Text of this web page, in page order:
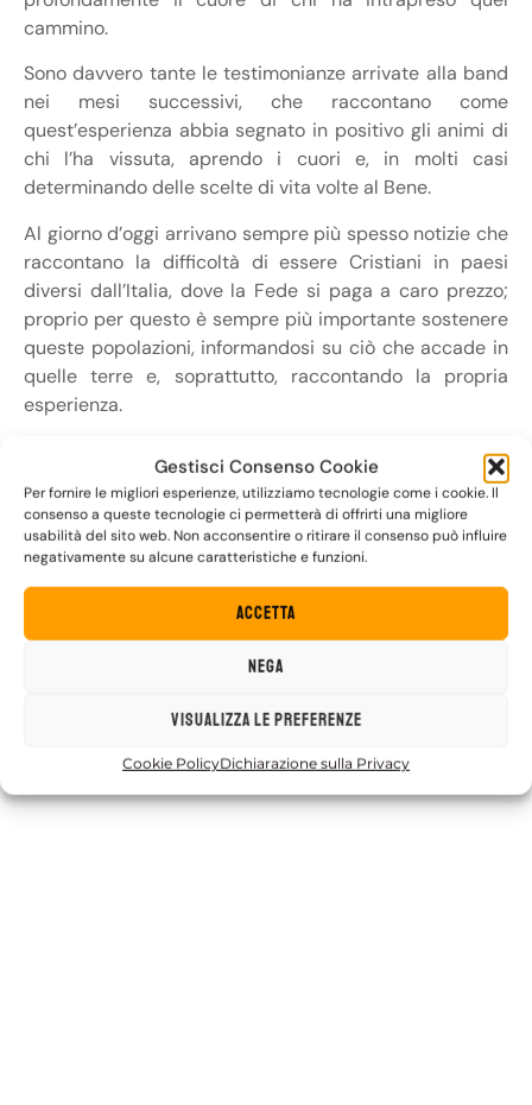
Gestisci Consenso Cookie
Per fornire le migliori esperienze, utilizziamo tecnologie come i cookie. Il
consenso a queste tecnologie ci permetterà di offrirti una migliore
usabilità del sito web. Non acconsentire o ritirare il consenso può influire
negativamente su alcune caratteristiche e funzioni.
Accetta
Nega
Visualizza le preferenze
Cookie PolicyDichiarazione sulla Privacy
cammino.
Sono davvero tante le testimonianze arrivate alla band
nei mesi successivi, che raccontano come
quest’esperienza abbia segnato in positivo gli animi di
chi l’ha vissuta, aprendo i cuori e, in molti casi
determinando delle scelte di vita volte al Bene.
Al giorno d’oggi arrivano sempre più spesso notizie che
raccontano la difficoltà di essere Cristiani in paesi
diversi dall’Italia, dove la Fede si paga a caro prezzo;
proprio per questo è sempre più importante sostenere
queste popolazioni, informandosi su ciò che accade in
quelle terre e, soprattutto, raccontando la propria
esperienza.
Per i The Sun ed in particolare per tutti i pellegrini che
insieme a loro hanno camminato lungo le strade della
Terra Santa, la ricorrenza di questo viaggio, che cade
proprio il giorno di Venerdì Santo, assume un significato
ancora più forte, diventando un ulteriore invito a
testimoniare senza paura la propria Fede.